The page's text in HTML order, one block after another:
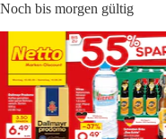
Noch bis morgen gültig